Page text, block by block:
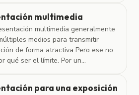
multimedia
multimedia generalmente
medios para transmitir
de forma atractiva Pero ese no
qué ser el límite. Por un...
para una exposición